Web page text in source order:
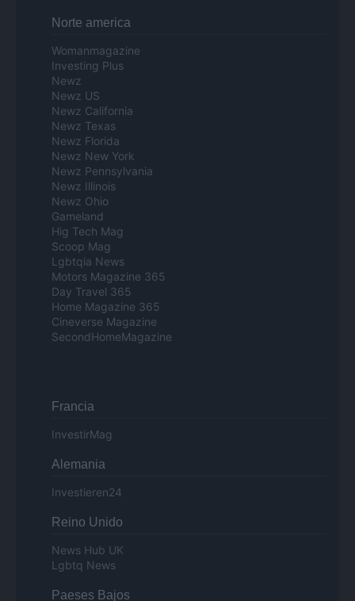
Norte america
Womanmagazine
Investing Plus
Newz
Newz US
Newz California
Newz Texas
Newz Florida
Newz New York
Newz Pennsylvania
Newz Illinois
Newz Ohio
Gameland
Hig Tech Mag
Scoop Mag
Lgbtqia News
Motors Magazine 365
Day Travel 365
Home Magazine 365
Cineverse Magazine
SecondHomeMagazine
Francia
InvestirMag
Alemania
Investieren24
Reino Unido
News Hub UK
Lgbtq News
Paeses Bajos